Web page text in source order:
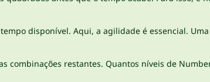
disponível. Aqui, a agilidade é essencial.
combinações restantes. Quantos níveis de